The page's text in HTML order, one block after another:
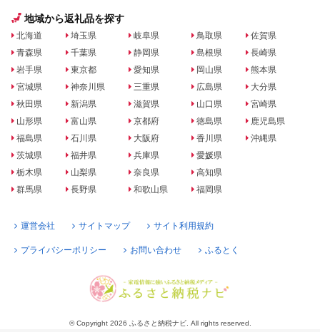
地域から返礼品を探す
北海道
青森県
岩手県
宮城県
秋田県
山形県
福島県
茨城県
栃木県
群馬県
埼玉県
千葉県
東京都
神奈川県
新潟県
富山県
石川県
福井県
山梨県
長野県
岐阜県
静岡県
愛知県
三重県
滋賀県
京都府
大阪府
兵庫県
奈良県
和歌山県
鳥取県
島根県
岡山県
広島県
山口県
徳島県
香川県
愛媛県
高知県
福岡県
佐賀県
長崎県
熊本県
大分県
宮崎県
鹿児島県
沖縄県
運営会社 サイトマップ サイト利用規約
プライバシーポリシー お問い合わせ ふるとく
© Copyright 2026 ふるさと納税ナビ. All rights reserved.